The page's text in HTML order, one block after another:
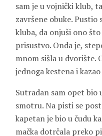
sam je u vojnički klub,
završene obuke.
kluba, da onjuši ono
prisustvo. Onda je,
mnom sišla u dvorište.
jednoga kestena i
Sutradan sam opet bio
smotru. Na pisti se
kapetan je bio u čudu
mačka dotrčala preko